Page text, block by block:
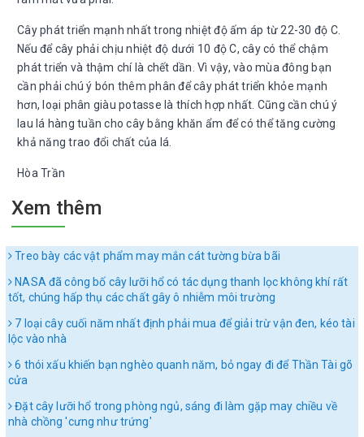
Cây phát triển mạnh nhất trong nhiệt độ ấm áp từ 22-30 độ C.
Nếu để cây phải chịu nhiệt độ dưới 10 độ C, cây có thể chậm
phát triển và thậm chí là chết dần. Vì vậy, vào mùa đông bạn
cần phải chú ý bón thêm phân để cây phát triển khỏe mạnh
hơn, loại phân giàu potasse là thích hợp nhất. Cũng cần chú ý
lau lá hàng tuần cho cây bằng khăn ẩm để có thể tăng cường
khả năng trao đổi chất của lá.
Hòa Trần
Xem thêm
Treo bày các vật phẩm may mắn cát tường bừa bãi
NASA đã công bố cây lưỡi hổ có tác dụng thanh lọc không khí rất
tốt, chúng hấp thụ các chất gây ô nhiễm môi trường
7 loại cây cuối năm nhất định phải mua để giải trừ vận đen, kéo tài
lộc vào nhà
6 thói xấu khiến bạn nghèo quanh năm, bỏ ngay đi để Thần Tài gõ
cửa
Đặt cây lưỡi hổ trong phòng ngủ, sáng đi làm gặp may chiều về
nhà chồng 'cưng như trứng'